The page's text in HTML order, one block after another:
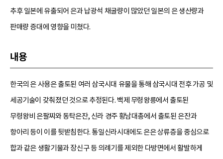
추후 일본에 유출되어 은과 납광석 채굴량이 많았던 일본의 은 생산량과
판매량 증대에 영향을 미쳤다.
내용
한국의 은 사용은 출토된 여러 삼국시대 유물을 통해 삼국시대 전후 가공 및
세공기술이 갖춰졌던 것으로 추정된다. 백제 무령왕릉에서 출토된
무령왕비 은팔찌와 동탁은잔, 신라 경주 황남대총에서 출토된 은잔과
항아리 등이 이를 뒷받침한다. 통일신라시대에도 은은 상류층을 중심으로
합과 같은 생활기물과 장신구 등 의례기를 제외한 다방면에서 활발하게